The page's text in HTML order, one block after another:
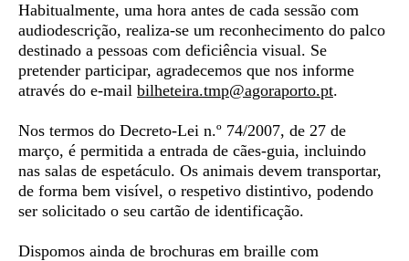
Habitualmente, uma hora antes de cada sessão com
audiodescrição, realiza-se um reconhecimento do palco
destinado a pessoas com deficiência visual. Se
pretender participar, agradecemos que nos informe
através do e-mail bilheteira.tmp@agoraporto.pt.
Nos termos do Decreto-Lei n.º 74/2007, de 27 de
março, é permitida a entrada de cães-guia, incluindo
nas salas de espetáculo. Os animais devem transportar,
de forma bem visível, o respetivo distintivo, podendo
ser solicitado o seu cartão de identificação.
Dispomos ainda de brochuras em braille com